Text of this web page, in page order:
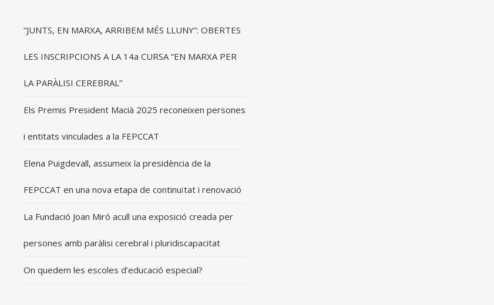
“JUNTS, EN MARXA, ARRIBEM MÉS LLUNY”: OBERTES
LES INSCRIPCIONS A LA 14a CURSA “EN MARXA PER
LA PARÀLISI CEREBRAL”
Els Premis President Macià 2025 reconeixen persones
i entitats vinculades a la FEPCCAT
Elena Puigdevall, assumeix la presidència de la
FEPCCAT en una nova etapa de continuïtat i renovació
La Fundació Joan Miró acull una exposició creada per
persones amb paràlisi cerebral i pluridiscapacitat
On quedem les escoles d’educació especial?